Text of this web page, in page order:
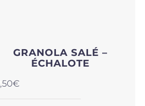
GRANOLA SALÉ –
ÉCHALOTE
€